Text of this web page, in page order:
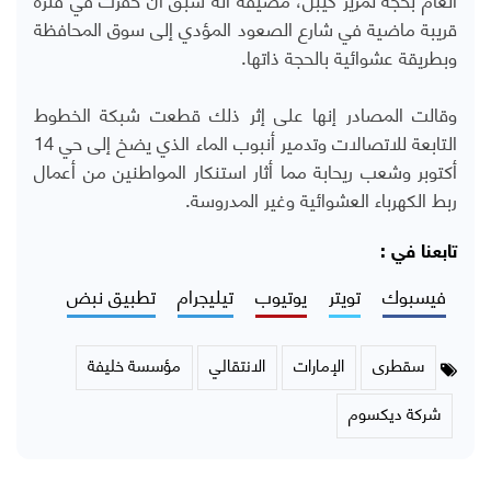
قريبة ماضية في شارع الصعود المؤدي إلى سوق المحافظة
وبطريقة عشوائية بالحجة ذاتها.
وقالت المصادر إنها على إثر ذلك قطعت شبكة الخطوط
التابعة للاتصالات وتدمير أنبوب الماء الذي يضخ إلى حي 14
أكتوبر وشعب ريحابة مما أثار استنكار المواطنين من أعمال
ربط الكهرباء العشوائية وغير المدروسة.
تابعنا في :
فيسبوك تويتر يوتيوب تيليجرام تطبيق نبض
سقطرى الإمارات الانتقالي
مؤسسة خليفة
شركة ديكسوم